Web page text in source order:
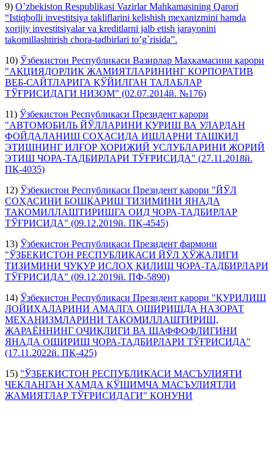
9) O’zbekiston Respublikasi Vazirlar Mahkamasining Qarori
“Istiqbolli investitsiya takliflarini kelishish mexanizmini hamda
xorijiy investitsiyalar va kreditlarni jalb etish jarayonini
takomillashtirish chora-tadbirlari to’g`risida”.
10) Ўзбекистон Республикаси Вазирлар Маҳкамасини қарори
"АКЦИЯДОРЛИК ЖАМИЯТЛАРИНИНГ КОРПОРАТИВ
ВЕБ-САЙТЛАРИГА ҚЎЙИЛГАН ТАЛАБЛАР
ТЎҒРИСИДАГИ НИЗОМ" (02.07.2014й. №176)
11) Ўзбекистон Республикаси Президент қарори
"АВТОМОБИЛЬ ЙЎЛЛАРИНИ ҚУРИШ ВА УЛАРДАН
ФОЙДАЛАНИШ СОҲАСИДА ИШЛАРНИ ТАШКИЛ
ЭТИШНИНГ ИЛҒОР ХОРИЖИЙ УСЛУБЛАРИНИ ЖОРИЙ
ЭТИШ ЧОРА-ТАДБИРЛАРИ ТЎҒРИСИДА" (27.11.2018й.
ПҚ-4035)
12) Ўзбекистон Республикаси Президент қарори "ЙЎЛ
СОҲАСИНИ БОШҚАРИШ ТИЗИМИНИ ЯНАДА
ТАКОМИЛЛАШТИРИШГА ОИД ЧОРА-ТАДБИРЛАР
ТЎҒРИСИДА" (09.12.2019й. ПҚ-4545)
13) Ўзбекистон Республикаси Президент фармони
"ЎЗБЕКИСТОН РЕСПУБЛИКАСИ ЙЎЛ ХЎЖАЛИГИ
ТИЗИМИНИ ЧУҚУР ИСЛОҲ ҚИЛИШ ЧОРА-ТАДБИРЛАРИ
ТЎҒРИСИДА" (09.12.2019й. ПФ-5890)
14) Ўзбекистон Республикаси Президент қарори "ҚУРИЛИШ
ЛОЙИҲАЛАРИНИ АМАЛГА ОШИРИШДА НАЗОРАТ
МЕХАНИЗМЛАРИНИ ТАКОМИЛЛАШТИРИШ,
ЖАРАЁННИНГ ОЧИҚЛИГИ ВА ШАФФОФЛИГИНИ
ЯНАДА ОШИРИШ ЧОРА-ТАДБИРЛАРИ ТЎҒРИСИДА"
(17.11.2022й. ПҚ-425)
15) "ЎЗБЕКИСТОН РЕСПУБЛИКАСИ МАСЪУЛИЯТИ
ЧЕКЛАНГАН ҲАМДА ҚЎШИМЧА МАСЪУЛИЯТЛИ
ЖАМИЯТЛАР ТЎҒРИСИДАГИ" ҚОНУНИ